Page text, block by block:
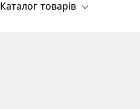
Каталог товарів